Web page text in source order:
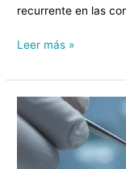
recurrente en las
Leer más »
Microplásticos
y
salud
humana: